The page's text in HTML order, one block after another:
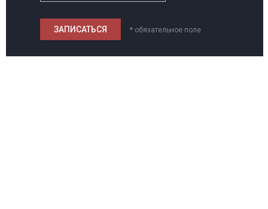
* обязательное поле